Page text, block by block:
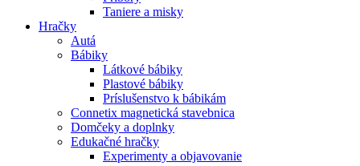
Taniere a misky
Hračky
Autá
Bábiky
Látkové bábiky
Plastové bábiky
Príslušenstvo k bábikám
Connetix magnetická stavebnica
Domčeky a doplnky
Edukačné hračky
Experimenty a objavovanie